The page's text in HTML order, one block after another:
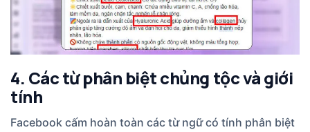
4. Các từ phân biệt chủng tộc và giới
tính
Facebook cấm hoàn toàn các từ ngữ có tính phân biệt